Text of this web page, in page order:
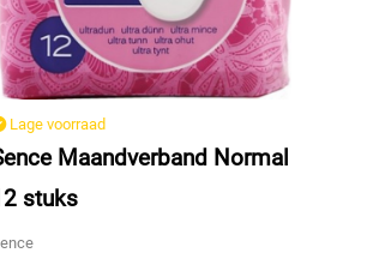
Lage voorraad
Maandverband Normal
stuks